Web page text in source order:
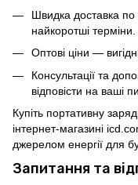
Швидка доставка по
найкоротші терміни.
Оптові ціни —
Консультації та
відповісти на ваші
Купіть портативну
інтернет-магазині
джерелом енергії для
Запитання та